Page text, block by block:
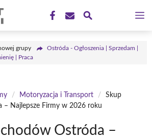
grupy
Ostróda - Ogłoszenia | Sprzedam |
| Praca
/ Motoryzacja i Transport /
Skup
– Najlepsze Firmy w 2026 roku
Ostróda –